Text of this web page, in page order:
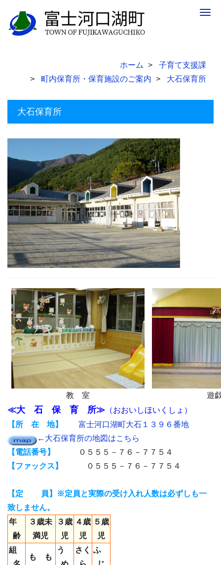
ホーム
子育て支援課
町内保育所・保育施設のご案内
大石保育所
大石保育所
教 室 遊
≪大 石 保 育 所≫ （おおいしほいくしょ）
【所 在 地】
富士河口湖町大石１３９６番地
←大石保育所の地図はこちら
【電話番号】
０５５５－７６－７７５４
【ファックス】
０５５５－７６－７７５４
【定 員】※定員と実際の受け入れ人数は必ずしも一
致しません。
年
齢
３歳未
満児
３歳
児
４歳
児
５歳
児
組
も も
う
さく ふ